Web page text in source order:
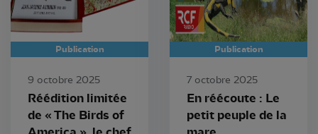
Publication
9 octobre 2025
Réédition limitée
de « The Birds of
Publication
7 octobre 2025
En réécoute : Le
petit peuple de la